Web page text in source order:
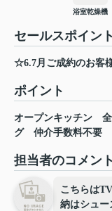
浴室乾燥機
セールスポイント
☆6.7月ご成約のお客
ポイント
オープンキッチン
グ
仲介手数料不要
担当者のコメント
こちらは
納はシュー